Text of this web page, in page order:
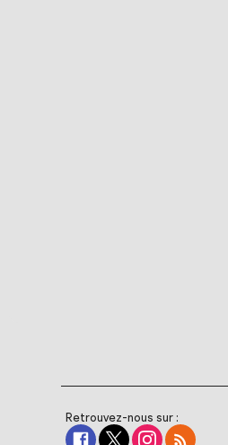
Retrouvez-nous sur :